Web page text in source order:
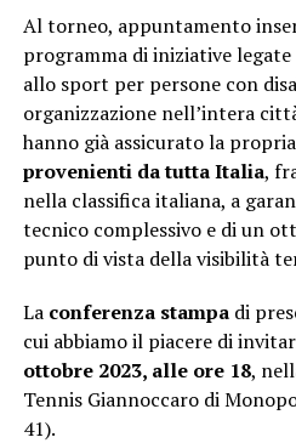
Al torneo, appuntamento
programma di iniziative
allo sport per persone con
organizzazione nell’intera
hanno già assicurato la
provenienti da tutta Italia,
nella classifica italiana, a
tecnico complessivo e di un
punto di vista della visibilità
La conferenza stampadi
cui abbiamo il piacere di
ottobre 2023, alle ore 18,
Tennis Giannoccaro di
41).